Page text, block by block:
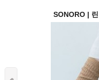
SONORO |